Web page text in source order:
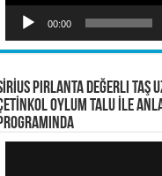
00:00
PIRLANTA Değerli Taş
OYLUM TALU İLE